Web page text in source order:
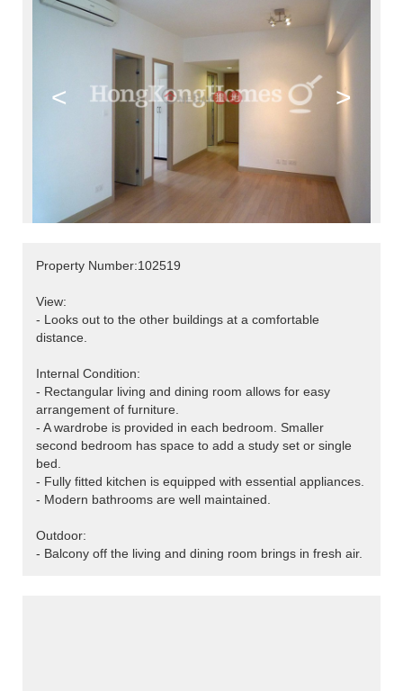
< >
Property Number:102519
View:
- Looks out to the other buildings at a comfortable
distance.
Internal Condition:
- Rectangular living and dining room allows for easy
arrangement of furniture.
- A wardrobe is provided in each bedroom. Smaller
second bedroom has space to add a study set or single
bed.
- Fully fitted kitchen is equipped with essential appliances.
- Modern bathrooms are well maintained.
Outdoor:
- Balcony off the living and dining room brings in fresh air.